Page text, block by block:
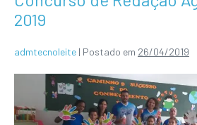
2019
admtecnoleite | Postado em 26/04/2019